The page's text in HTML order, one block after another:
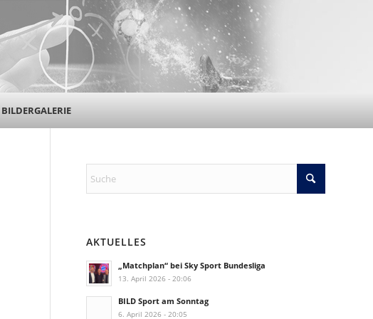
BILDERGALERIE
AKTUELLES
„Matchplan“ bei Sky Sport Bundesliga
13. April 2026 - 20:06
BILD Sport am Sonntag
6. April 2026 - 20:05